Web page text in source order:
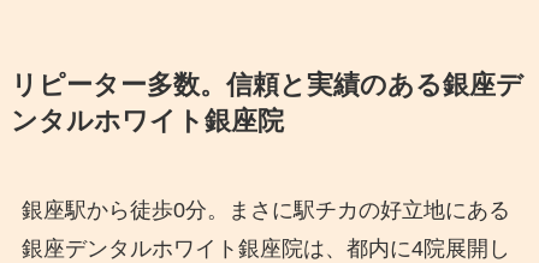
リピーター多数。信頼と実績のある銀座デ
ンタルホワイト銀座院
銀座駅から徒歩0分。まさに駅チカの好立地にある
銀座デンタルホワイト銀座院は、都内に4院展開し